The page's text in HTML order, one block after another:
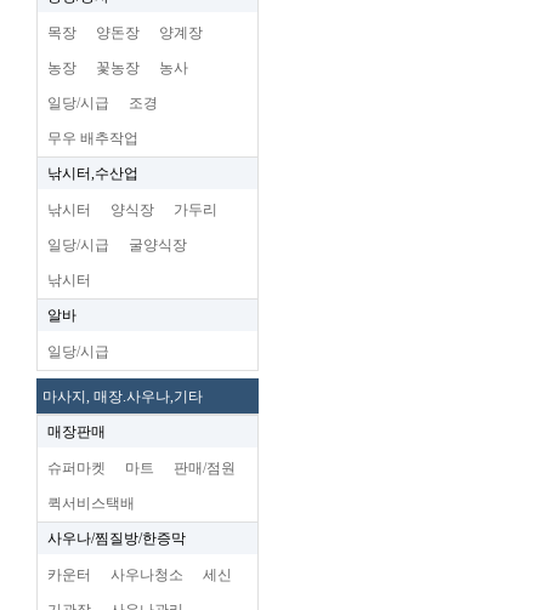
목장 양돈장 양계장
농장 꽃농장 농사
일당/시급 조경
무우 배추작업
낚시터,수산업
낚시터 양식장 가두리
일당/시급 굴양식장
낚시터
알바
일당/시급
마사지, 매장.사우나,기타
매장판매
슈퍼마켓 마트 판매/점원
퀵서비스택배
사우나/찜질방/한증막
카운터 사우나청소 세신